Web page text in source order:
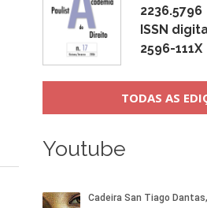
2236.5796
ISSN
2596-111X
TODAS AS
Youtube